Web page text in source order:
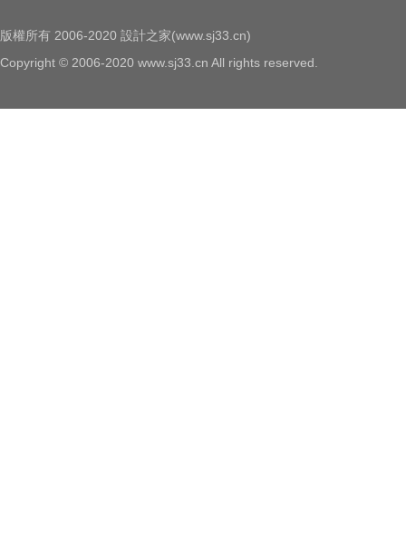
版權所有 2006-2020 設計之家(www.sj33.cn)
Copyright © 2006-2020 www.sj33.cn All rights reserved.